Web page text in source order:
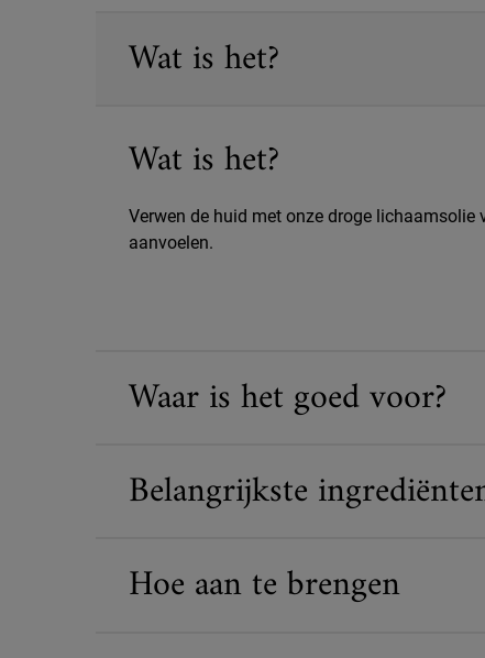
Wat is het?
Wat is het?
Verwen de huid met onze droge
aanvoelen.
Waar is het goed voor?
Belangrijkste
Hoe aan te brengen